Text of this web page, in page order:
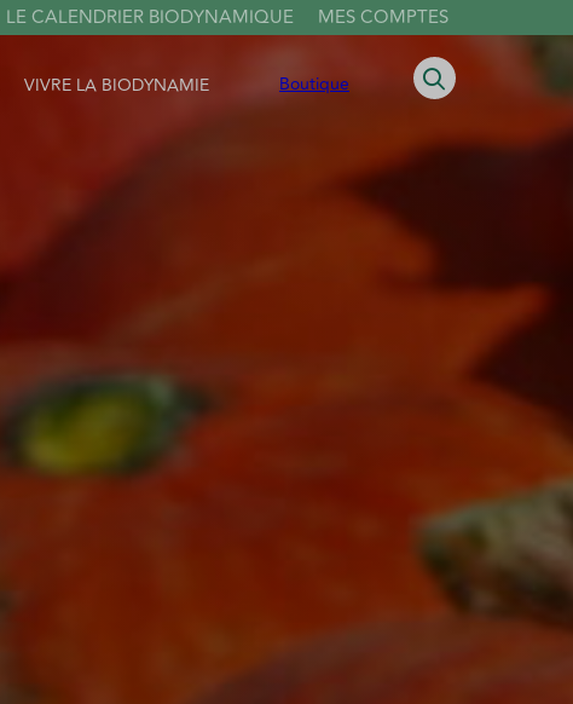
LE CALENDRIER BIODYNAMIQUE MES COMPTES
VIVRE LA BIODYNAMIE Boutique